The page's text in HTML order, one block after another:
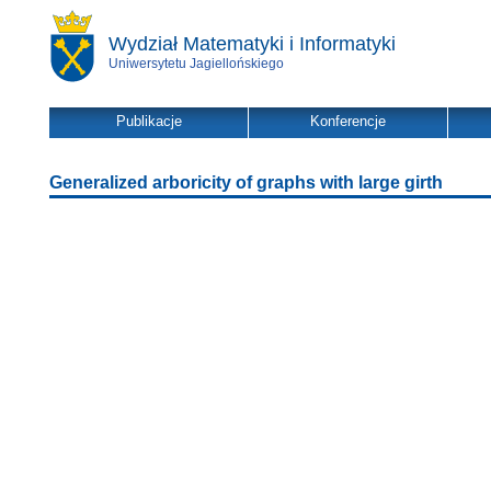
Wydział Matematyki i Informatyki
Uniwersytetu Jagiellońskiego
Publikacje Konferencje
Generalized arboricity of graphs with large girth